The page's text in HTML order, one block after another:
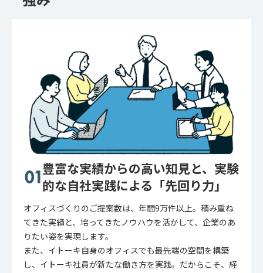
豊富な実績からの高い知見と、実験
的な自社実践による「先回り力」
オフィスづくりのご提案数は、年間9万件以上。積み重ね
てきた実績と、培ってきたノウハウを活かして、企業のあ
りたい姿を実現します。
また、イトーキ自身のオフィスでも最先端の空間を構築
し、イトーキ社員が新たな働き方を実践。だからこそ、経